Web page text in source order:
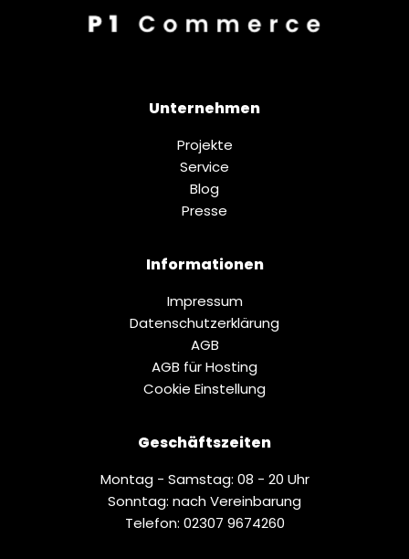
Unternehmen
Projekte
Service
Blog
Presse
Informationen
Impressum
Datenschutz­erklärung
AGB
AGB für Hosting
Cookie Einstellung
Geschäftszeiten
Montag - Samstag: 08 - 20 Uhr
Sonntag: nach Vereinbarung
Telefon: 02307 9674260